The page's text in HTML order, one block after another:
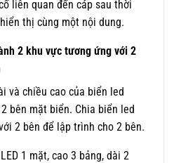
liên quan đến cáp sau thời
thị cùng một nội dung.
2 khu vực tương ứng với 2
và chiều cao của biển led
bên mặt biển. Chia biển led
2 bên để lập trình cho 2 bên.
1 mặt, cao 3 bảng, dài 2